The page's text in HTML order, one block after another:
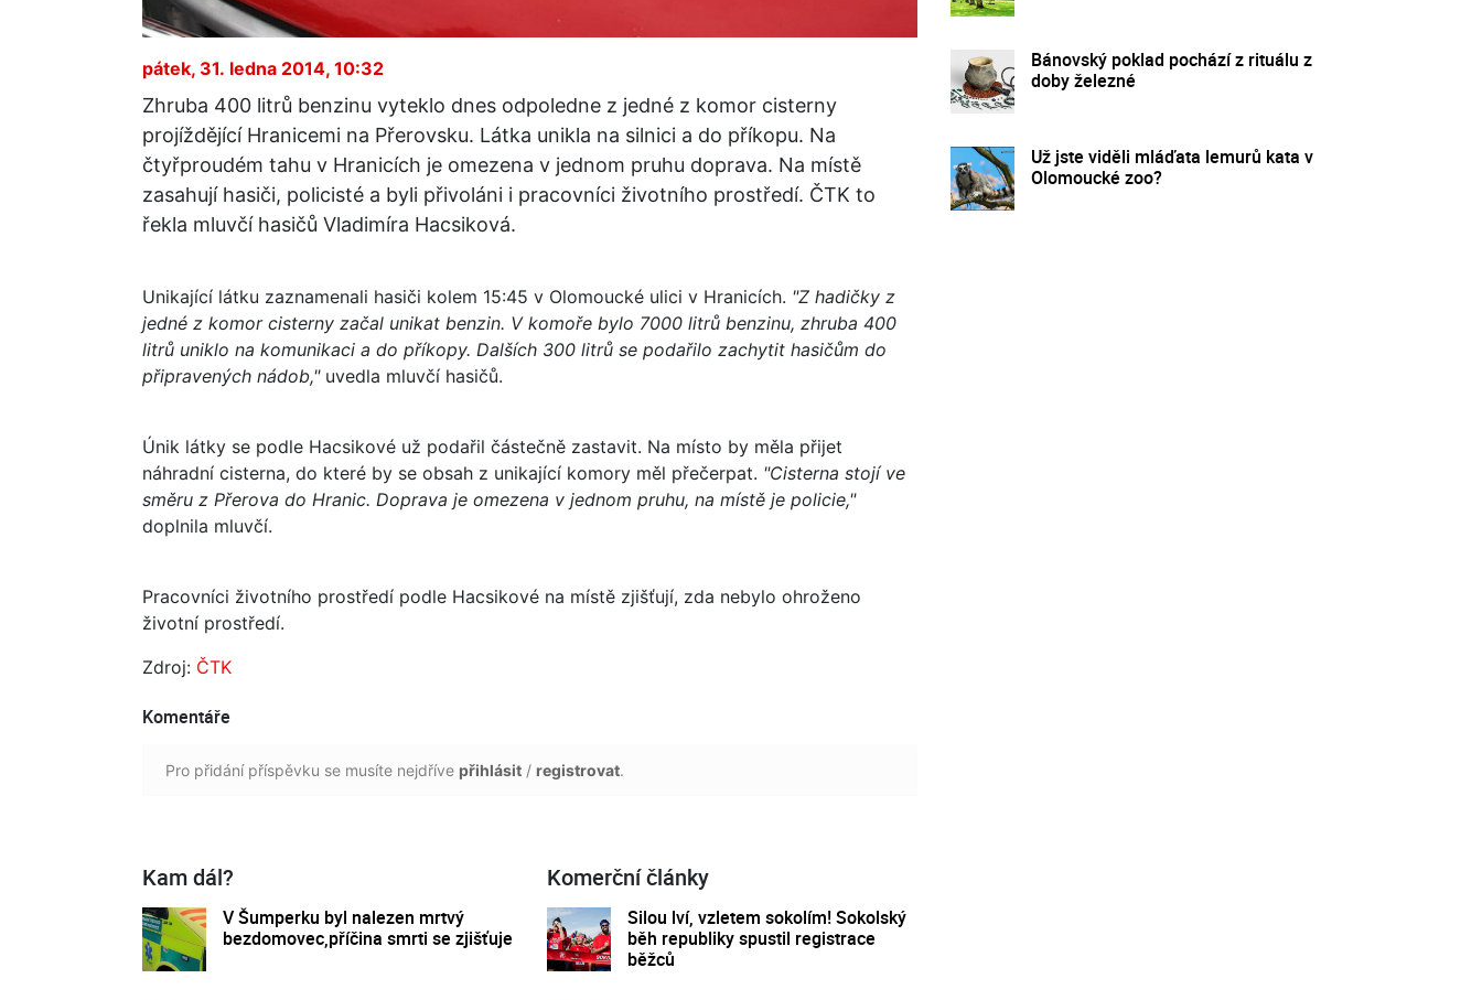
pátek, 31. ledna 2014, 10:32
Zhruba 400 litrů benzinu vyteklo dnes odpoledne z jedné z komor cisterny
projíždějící Hranicemi na Přerovsku. Látka unikla na silnici a do příkopu. Na
čtyřproudém tahu v Hranicích je omezena v jednom pruhu doprava. Na místě
zasahují hasiči, policisté a byli přivoláni i pracovníci životního prostředí. ČTK to
řekla mluvčí hasičů Vladimíra Hacsiková.
Unikající látku zaznamenali hasiči kolem 15:45 v Olomoucké ulici v Hranicích. "Z hadičky z
jedné z komor cisterny začal unikat benzin. V komoře bylo 7000 litrů benzinu, zhruba 400
litrů uniklo na komunikaci a do příkopy. Dalších 300 litrů se podařilo zachytit hasičům do
připravených nádob," uvedla mluvčí hasičů.
Únik látky se podle Hacsikové už podařil částečně zastavit. Na místo by měla přijet
náhradní cisterna, do které by se obsah z unikající komory měl přečerpat. "Cisterna stojí ve
směru z Přerova do Hranic. Doprava je omezena v jednom pruhu, na místě je policie,"
doplnila mluvčí.
Pracovníci životního prostředí podle Hacsikové na místě zjišťují, zda nebylo ohroženo
životní prostředí.
Zdroj: ČTK
Komentáře
Pro přidání příspěvku se musíte nejdříve přihlásit / registrovat.
Kam dál?
V Šumperku byl nalezen mrtvý
bezdomovec,příčina smrti se zjišťuje
Komerční články
Silou lví, vzletem sokolím! Sokolský
běh republiky spustil registrace
běžců
Bánovský poklad pochází z rituálu z
doby železné
Už jste viděli mláďata lemurů kata v
Olomoucké zoo?